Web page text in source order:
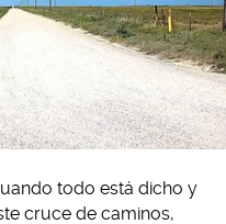
todo está dicho y
cruce de caminos,